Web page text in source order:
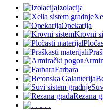
Izolacija
Opekarija
Krovni
Farbara
Rezana
. . .